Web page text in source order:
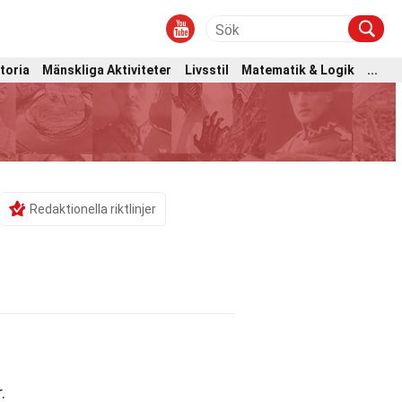
Mänskliga Aktiviteter Livsstil Matematik & Logik ...
Redaktionella riktlinjer